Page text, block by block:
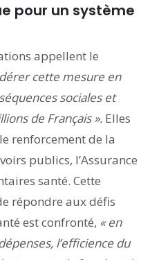
pour un système
appellent le
cette mesure en
sociales et
de Français ». Elles
renforcement de la
publics, l’Assurance
santé. Cette
répondre aux défis
est confronté, « en
l’efficience du